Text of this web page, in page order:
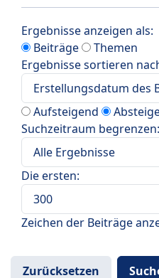
Ergebnisse anzeigen als:
Beiträge
Themen
Ergebnisse sortieren
Aufsteigend
Suchzeitraum begrenzen:
Die ersten:
Zeichen der Beiträge